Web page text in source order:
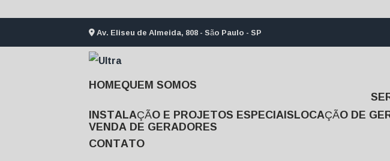
Av. Eliseu de Almeida, 808 - São Paulo - SP
HOME QUEM SOMOS
INSTALAÇÃO E PROJETOS ESPECIAIS LOCAÇÃO DE
VENDA DE GERADORES
CONTATO